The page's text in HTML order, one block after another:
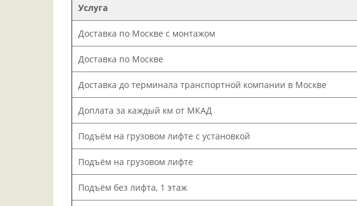
Услуга
Доставка по Москве с монтажом
Доставка по Москве
Доставка до терминала транспортной компании в Москве
Доплата за каждый км от МКАД
Подъём на грузовом лифте с установкой
Подъём на грузовом лифте
Подъём без лифта, 1 этаж